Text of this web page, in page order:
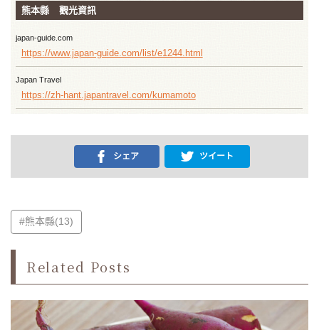
熊本縣 觀光資訊
japan-guide.com
https://www.japan-guide.com/list/e1244.html
Japan Travel
https://zh-hant.japantravel.com/kumamoto
シェア ツイート
#熊本縣(13)
Related Posts